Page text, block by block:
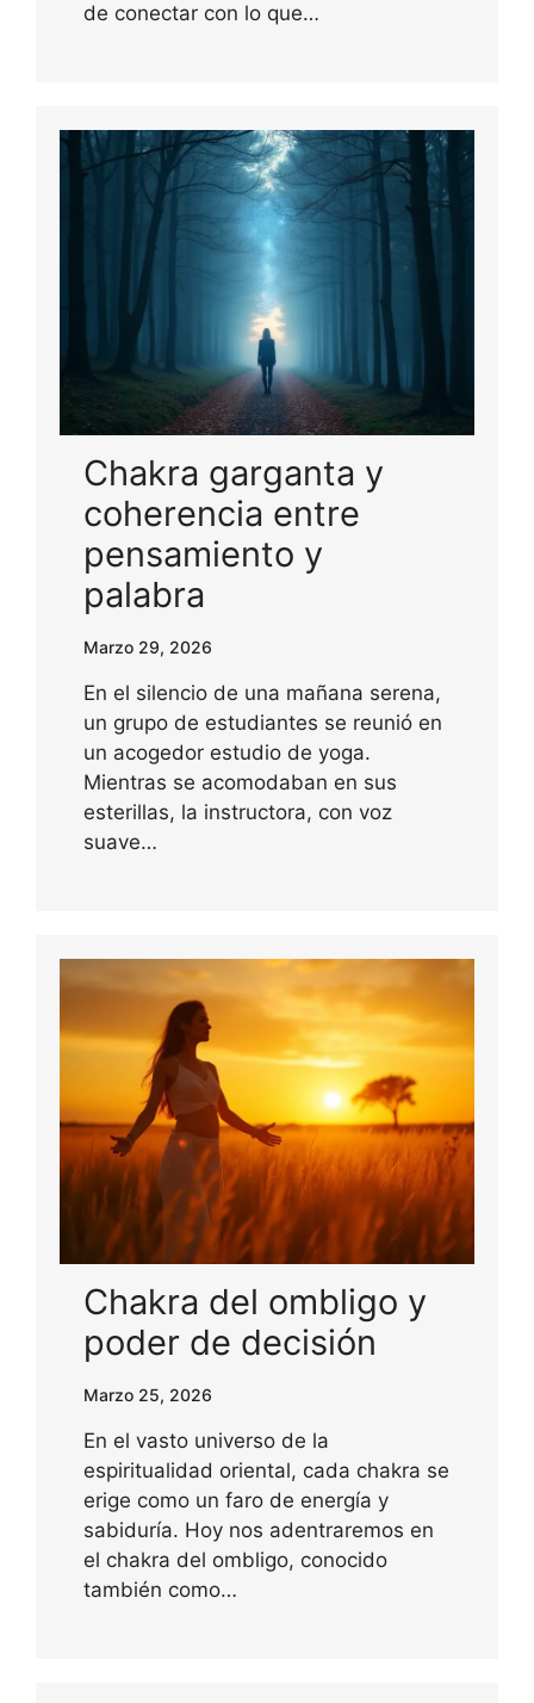
de conectar con lo que…
Chakra garganta y
coherencia entre
pensamiento y
palabra
Marzo 29, 2026
En el silencio de una mañana serena,
un grupo de estudiantes se reunió en
un acogedor estudio de yoga.
Mientras se acomodaban en sus
esterillas, la instructora, con voz
suave…
Chakra del ombligo y
poder de decisión
Marzo 25, 2026
En el vasto universo de la
espiritualidad oriental, cada chakra se
erige como un faro de energía y
sabiduría. Hoy nos adentraremos en
el chakra del ombligo, conocido
también como…